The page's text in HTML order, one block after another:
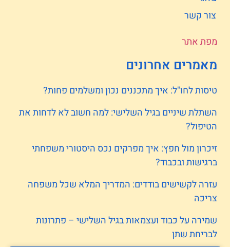
צור קשר
מפת אתר
מאמרים אחרונים
טיסות לחו"ל: איך מתכננים נכון ומשלמים פחות?
השתלת שיניים בגיל השלישי: למה חשוב לא לדחות את
הטיפול?
זיכרון מול חפץ: איך מפרקים נכס היסטורי משפחתי
ברגישות ובכבוד?
עזרה לקשישים בודדים: המדריך המלא שכל משפחה
צריכה
שמירה על כבוד ועצמאות בגיל השלישי – פתרונות
לבריחת שתן